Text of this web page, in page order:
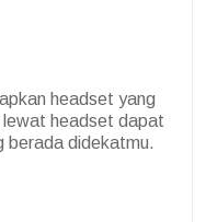
headset yang
lewat headset dapat
berada didekatmu.